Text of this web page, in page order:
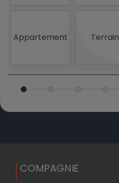
Appartement Terrain
COMPAGNIE